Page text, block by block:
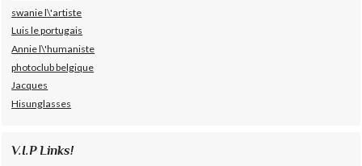
swanie l\'artiste
Luis le portugais
Annie l\'humaniste
photoclub belgique
Jacques
Hisunglasses
V.I.P Links!